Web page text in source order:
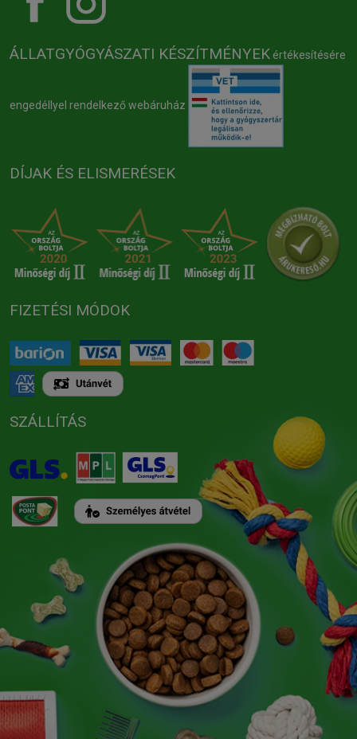
ÁLLATGYÓGYÁSZATI KÉSZÍTMÉNYEK értékesítésére
engedéllyel rendelkező webáruház
DÍJAK ÉS ELISMERÉSEK
FIZETÉSI MÓDOK
SZÁLLÍTÁS